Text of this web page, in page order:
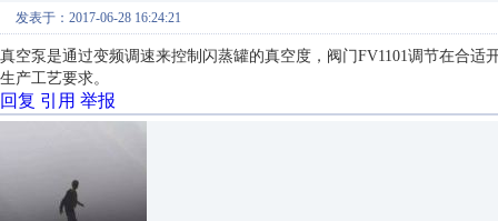
发表于：2017-06-28 16:24:21
真空泵是通过变频调速来控制 闪蒸罐的真空度， 阀门FV1101调节在合适
生产工艺要求。
回复 引用 举报